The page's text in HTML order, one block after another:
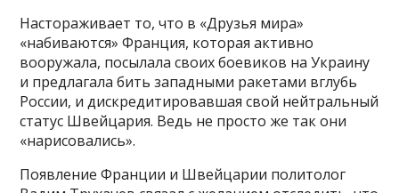
Настораживает то, что в «Друзья мира»
«набиваются» Франция, которая активно
вооружала, посылала своих боевиков на Украину
и предлагала бить западными ракетами вглубь
России, и дискредитировавшая свой нейтральный
статус Швейцария. Ведь не просто же так они
«нарисовались».
Появление Франции и Швейцарии политолог